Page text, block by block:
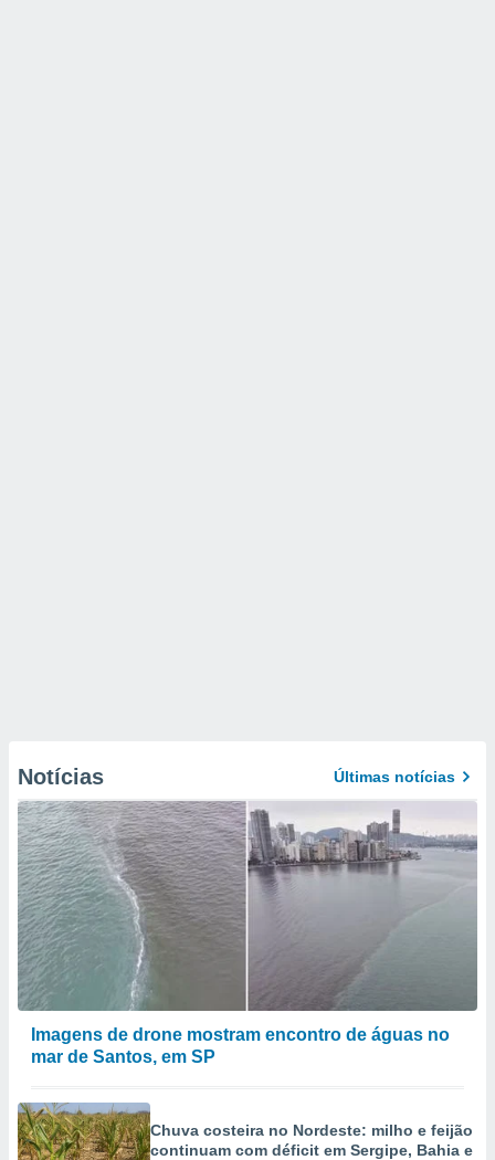
Notícias Últimas notícias
Imagens de drone mostram encontro de águas no
mar de Santos, em SP
Chuva costeira no Nordeste: milho e feijão
continuam com déficit em Sergipe, Bahia e